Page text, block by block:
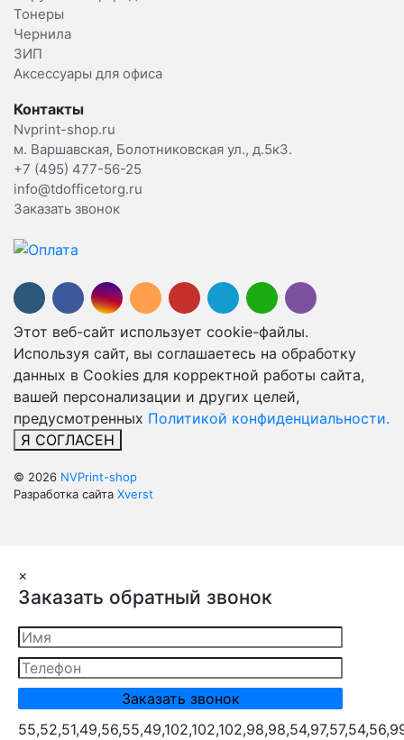
Тонеры
Чернила
ЗИП
Аксессуары для офиса
Контакты
Nvprint-shop.ru
м. Варшавская, Болотниковская ул., д.5к3.
+7 (495) 477-56-25
info@tdofficetorg.ru
Заказать звонок
Этот веб-сайт использует cookie-файлы.
Используя сайт, вы соглашаетесь на обработку
данных в Cookies для корректной работы сайта,
вашей персонализации и других целей,
предусмотренных Политикой конфиденциальности.
Я СОГЛАСЕН
© 2026 NVPrint-shop
Разработка сайта Xverst
×
Заказать обратный звонок